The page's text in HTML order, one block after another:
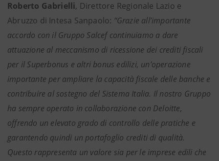
Roberto Gabrielli, Direttore Regionale Lazio e
Abruzzo di Intesa Sanpaolo: “Grazie all’importante
accordo con il Gruppo Salcef continuiamo a dare
attuazione al meccanismo di ricessione dei crediti fiscali
per il Superbonus e altri bonus edilizi, un’operazione
importante per ampliare la capacità fiscale delle banche e
contribuire al sostegno del Sistema Italia. Il nostro Gruppo
ha sempre operato in collaborazione con Deloitte,
offrendo un elevato grado di controllo delle pratiche e
garantendo quindi un portafoglio crediti di qualità.
Questo rappresenta un valore sia per le imprese edili che